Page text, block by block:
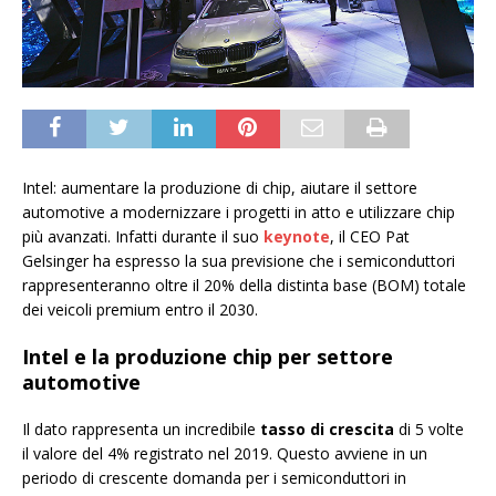
Intel: aumentare la produzione di chip, aiutare il settore
automotive a modernizzare i progetti in atto e utilizzare chip
più avanzati. Infatti durante il suo keynote, il CEO Pat
Gelsinger ha espresso la sua previsione che i semiconduttori
rappresenteranno oltre il 20% della distinta base (BOM) totale
dei veicoli premium entro il 2030.
Intel e la produzione chip per settore
automotive
Il dato rappresenta un incredibile tasso di crescita di 5 volte
il valore del 4% registrato nel 2019. Questo avviene in un
periodo di crescente domanda per i semiconduttori in